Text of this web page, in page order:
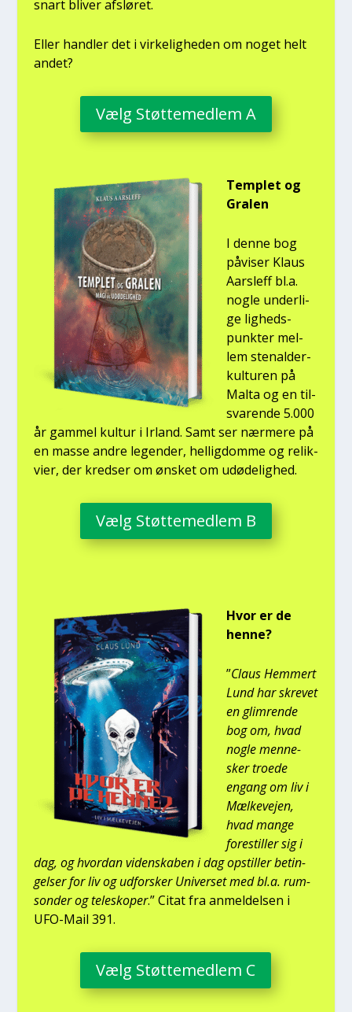
snart bli­ver afslø­ret.
Eller hand­ler det i vir­ke­lig­he­den om noget helt
andet?
Vælg Støt­te­med­lem A
Temp­let og
Gra­len
I den­ne bog
påvi­ser Klaus
Aars­l­eff bl.a.
nog­le under­li­
ge lig­heds­
punk­ter mel­
lem ste­nal­der­
kul­tu­ren på
Mal­ta og en til­
sva­ren­de 5.000
år gam­mel kul­tur i Irland. Samt ser nær­me­re på
en mas­se andre legen­der, hel­lig­dom­me og relik­
vi­er, der kred­ser om ønsket om udø­de­lig­hed.
Vælg Støt­te­med­lem B
Hvor er de
hen­ne?
”Claus Hem­mert
Lund har skre­vet
en glim­ren­de
bog om, hvad
nog­le men­ne­
sker tro­e­de
engang om liv i
Mæl­ke­vej­en,
hvad man­ge
fore­stil­ler sig i
dag, og hvor­dan viden­ska­ben i dag opstil­ler betin­
gel­ser for liv og udfor­sker Uni­ver­set med bl.a. rum­
son­der og telesko­per.” Citat fra anmel­del­sen i
UFO-Mail 391.
Vælg Støt­te­med­lem C